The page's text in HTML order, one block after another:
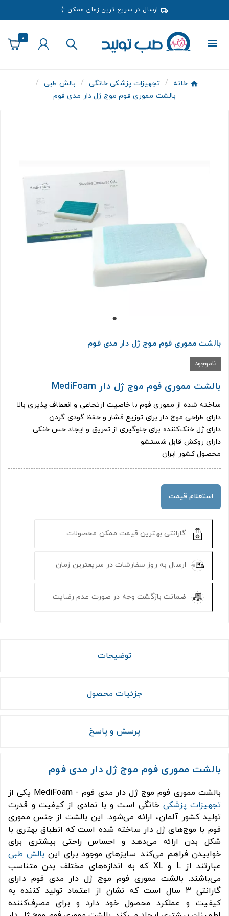
ارسال در سریع ترین زمان ممکن :)
0
خانه تجهیزات پزشکی خانگی
بالش طبی
بالشت مموری فوم موج ژل دار مدی فوم
بالشت مموری فوم موج ژل دار مدی فوم
ناموجود
بالشت مموری فوم موج ژل دار MediFoam
ساخته شده از مموری فوم با خاصیت ارتجاعی و انعطاف پذیری بالا
دارای طراحی موج دار برای توزیع فشار و حفظ گودی گردن
دارای ژل خنک‌کننده برای جلوگیری از تعریق و ایجاد حس خنکی
دارای روکش قابل شستشو
محصول کشور ایران
استعلام قیمت
گارانتی بهترین قیمت ممکن محصولات
ارسال به روز سفارشات در سریعترین زمان
ضمانت بازگشت وجه در صورت عدم رضایت
توضیحات
جزئیات محصول
پرسش و پاسخ
بالشت مموری فوم موج ژل دار مدی فوم
بالشت مموری فوم موج ژل دار مدی فوم - MediFoam یکی از
تجهیزات پزشکیخانگی است و با نمادی از کیفیت و قدرت
تولید کشور آلمان، ارائه می‌شود. این بالشت از جنس مموری
فوم با موج‌های ژل دار ساخته شده است که انطباق بهتری با
شکل بدن ارائه می‌دهد و احساس راحتی بیشتری برای
خوابیدن فراهم می‌کند. سایزهای موجود برای این بالش طبی
عبارتند از L و XL که به اندازه‌های مختلف بدن متناسب
می‌باشند. بالشت مموری فوم موج ژل دار مدی فوم دارای
گارانتی ۳ سال است که نشان از اعتماد تولید کننده به
کیفیت و عملکرد محصول خود دارد و برای مصرف‌کننده